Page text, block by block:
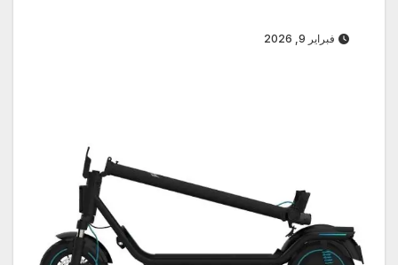
فبراير 9, 2026